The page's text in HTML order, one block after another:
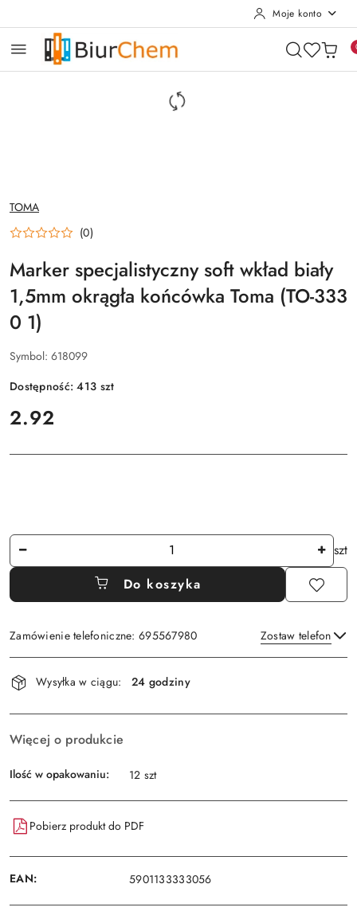
Moje konto
NAZWA
PRODUCENTA:
TOMA
(0)
Marker specjalistyczny soft wkład biały
1,5mm okrągła końcówka Toma (TO-333
0 1)
Symbol: 618099
Dostępność:413 szt
cena:
2.92
Ilość
szt
Do koszyka
Zamówienie telefoniczne: 695567980 Zostaw telefon
Dostępność
i
dostawa
Wysyłka w ciągu: 24 godziny
Więcej o produkcie
Ilość w opakowaniu: 12 szt
Pobierz produkt do PDF
EAN: 5901133333056